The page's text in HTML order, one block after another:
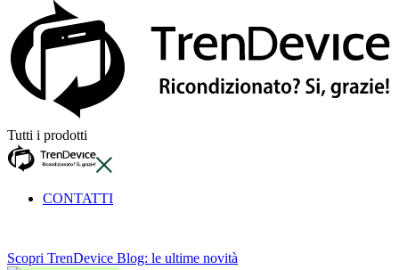
Tutti i prodotti
CONTATTI
Scopri TrenDevice Blog: le ultime novità